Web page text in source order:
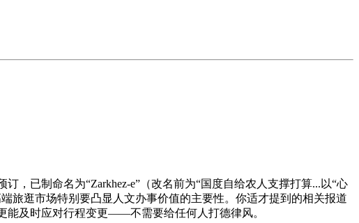
已制命名为“Zarkhez-e”（改名前为“国度自给农人支撑打算...以“心
旅逛市场特别要凸显人文办事价值的主要性。你适才提到的相关报道
能及时应对行程变更——不需要给任何人打德律风。